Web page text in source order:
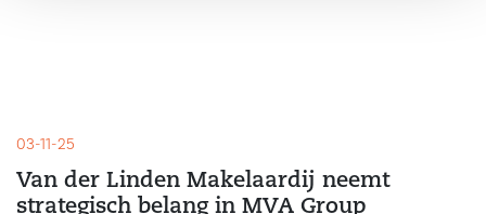
03-11-25
Van der Linden Makelaardij neemt
strategisch belang in MVA Group